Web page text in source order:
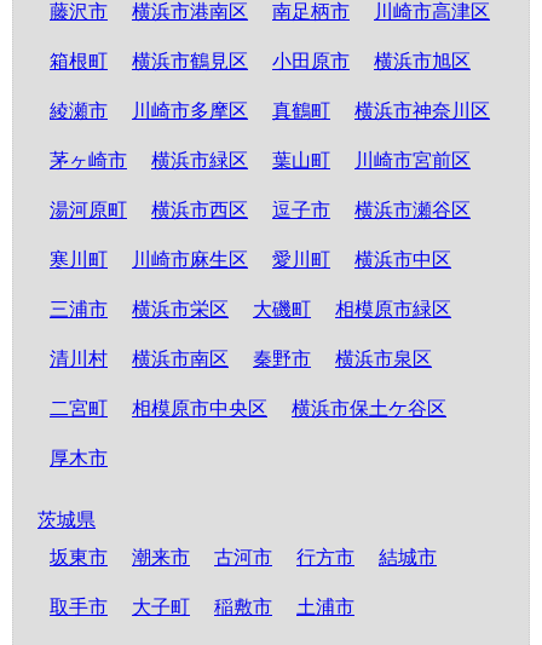
藤沢市 横浜市港南区 南足柄市 川崎市高津区
箱根町 横浜市鶴見区 小田原市 横浜市旭区
綾瀬市 川崎市多摩区 真鶴町 横浜市神奈川区
茅ヶ崎市 横浜市緑区 葉山町 川崎市宮前区
湯河原町 横浜市西区 逗子市 横浜市瀬谷区
寒川町 川崎市麻生区 愛川町 横浜市中区
三浦市 横浜市栄区 大磯町 相模原市緑区
清川村 横浜市南区 秦野市 横浜市泉区
二宮町 相模原市中央区 横浜市保土ケ谷区
厚木市
茨城県
坂東市
潮来市 古河市 行方市 結城市
取手市 大子町 稲敷市 土浦市